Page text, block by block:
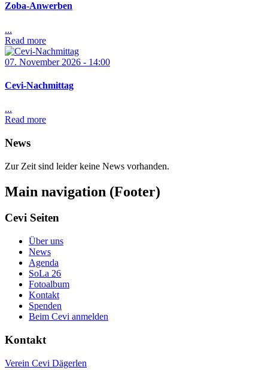
Zoba-Anwerben
...
Read more
07. November 2026 - 14:00
Cevi-Nachmittag
...
Read more
News
Zur Zeit sind leider keine News vorhanden.
Main navigation (Footer)
Cevi Seiten
Über uns
News
Agenda
SoLa 26
Fotoalbum
Kontakt
Spenden
Beim Cevi anmelden
Kontakt
Verein Cevi Dägerlen